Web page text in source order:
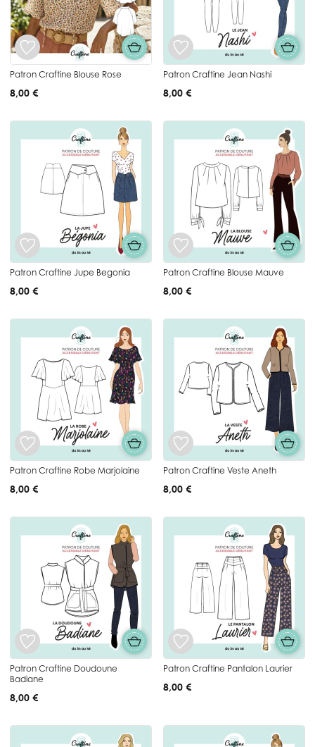
Patron Craftine Blouse Rose
8,00 €
Patron Craftine Jean Nashi
8,00 €
Patron Craftine Jupe Begonia
8,00 €
Patron Craftine Blouse Mauve
8,00 €
Patron Craftine Robe Marjolaine
8,00 €
Patron Craftine Veste Aneth
8,00 €
Patron Craftine Doudoune
Badiane
8,00 €
Patron Craftine Pantalon Laurier
8,00 €